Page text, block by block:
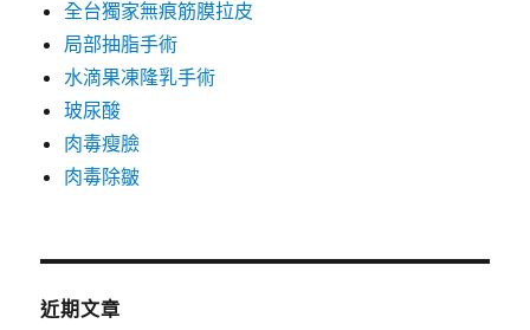
全台獨家無痕筋膜拉皮
局部抽脂手術
水滴果凍隆乳手術
玻尿酸
肉毒瘦臉
肉毒除皺
近期文章